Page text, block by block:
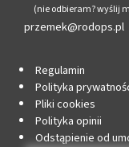
(nie odbieram? wyślij
przemek@rodops.pl
Regulamin
Polityka
Pliki cookies
Polityka opinii
Odstąpienie od